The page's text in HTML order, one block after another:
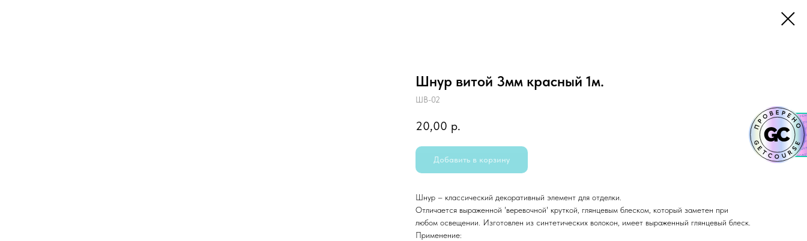
Шнур витой 3мм красный 1м.
ШВ-02
20,00 р.
Добавить в корзину
Шнур – классический декоративный элемент для отделки.
Отличается выраженной 'веревочной' круткой, глянцевым блеском, который заметен при
любом освещении. Изготовлен из синтетических волокон, имеет выраженный глянцевый блеск.
Применение: